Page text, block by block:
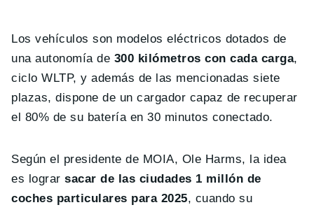
Los vehículos son modelos eléctricos dotados de
una autonomía de 300 kilómetros con cada carga,
ciclo WLTP, y además de las mencionadas siete
plazas, dispone de un cargador capaz de recuperar
el 80% de su batería en 30 minutos conectado.
Según el presidente de MOIA, Ole Harms, la idea
es lograrsacar de las ciudades 1 millón de
coches particulares para 2025, cuando su